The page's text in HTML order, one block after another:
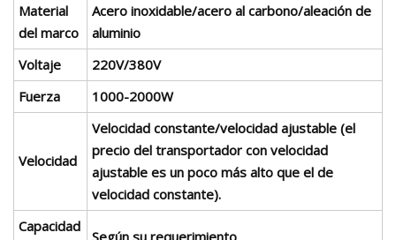
Material
del marco
Acero inoxidable/acero al carbono/aleación de
aluminio
Voltaje
220V/380V
Fuerza
1000-2000W
Velocidad
Velocidad constante/velocidad ajustable (el
precio del transportador con velocidad
ajustable es un poco más alto que el de
velocidad constante).
Capacidad
Según su requerimiento